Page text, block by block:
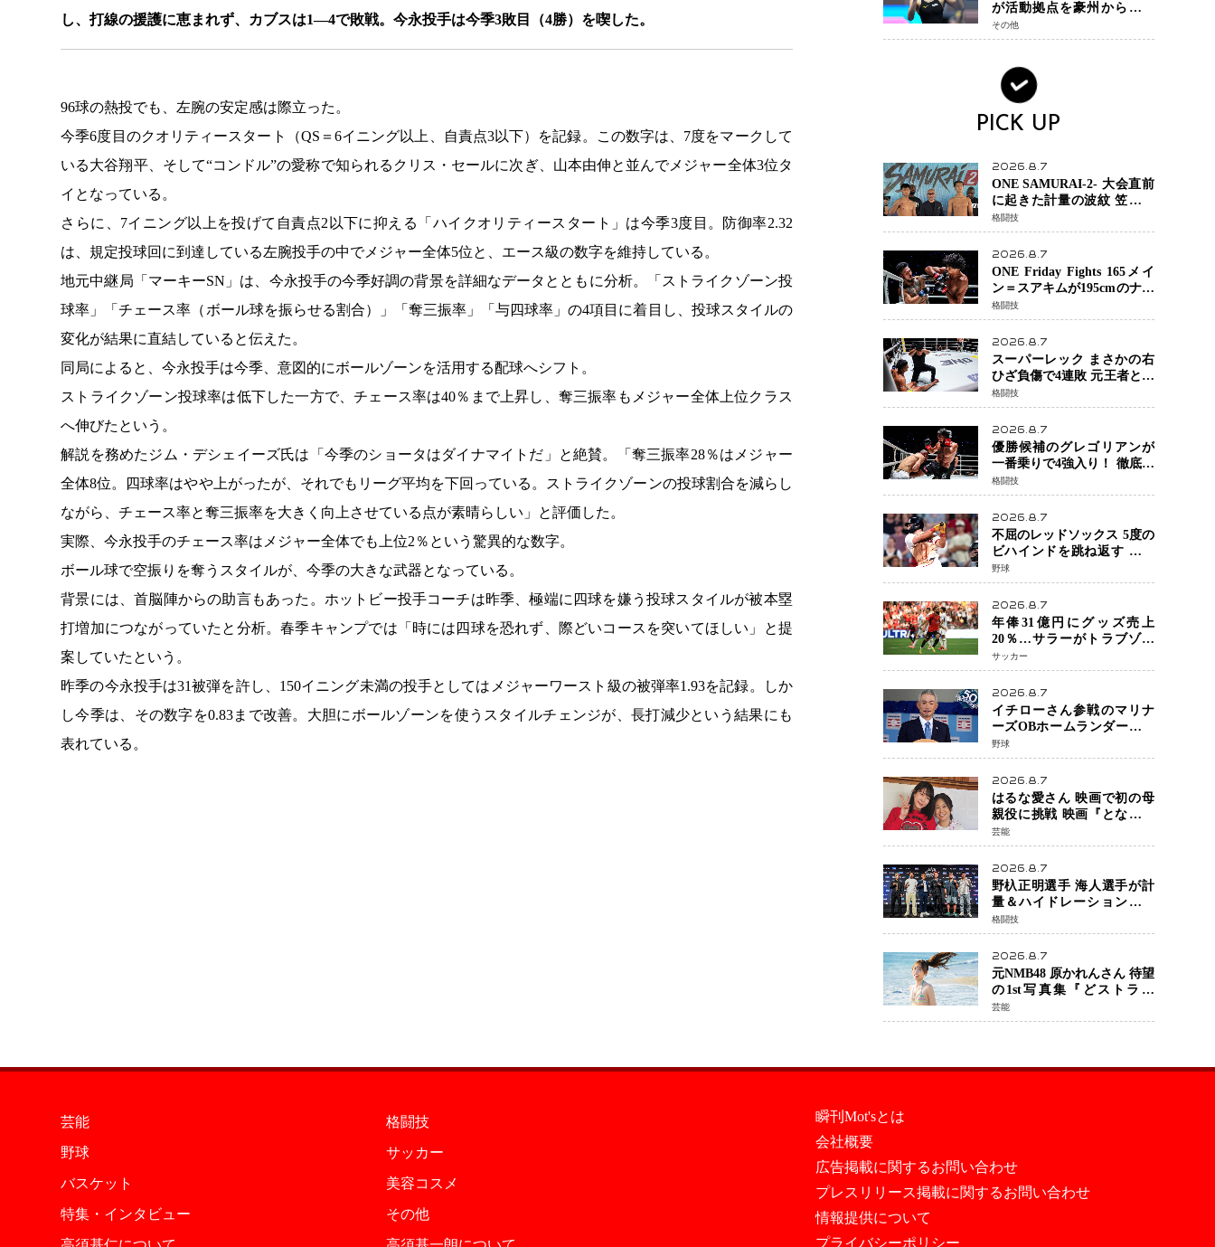
し、打線の援護に恵まれず、カブスは1―4で敗戦。今永投手は今季3敗目（4勝）を喫した。
96球の熱投でも、左腕の安定感は際立った。
今季6度目のクオリティースタート（QS＝6イニング以上、自責点3以下）を記録。この数字は、7度をマークして
いる大谷翔平、そして“コンドル”の愛称で知られるクリス・セールに次ぎ、山本由伸と並んでメジャー全体3位タ
イとなっている。
さらに、7イニング以上を投げて自責点2以下に抑える「ハイクオリティースタート」は今季3度目。防御率2.32
は、規定投球回に到達している左腕投手の中でメジャー全体5位と、エース級の数字を維持している。
地元中継局「マーキーSN」は、今永投手の今季好調の背景を詳細なデータとともに分析。「ストライクゾーン投
球率」「チェース率（ボール球を振らせる割合）」「奪三振率」「与四球率」の4項目に着目し、投球スタイルの
変化が結果に直結していると伝えた。
同局によると、今永投手は今季、意図的にボールゾーンを活用する配球へシフト。
ストライクゾーン投球率は低下した一方で、チェース率は40％まで上昇し、奪三振率もメジャー全体上位クラス
へ伸びたという。
解説を務めたジム・デシェイーズ氏は「今季のショータはダイナマイトだ」と絶賛。「奪三振率28％はメジャー
全体8位。四球率はやや上がったが、それでもリーグ平均を下回っている。ストライクゾーンの投球割合を減らし
ながら、チェース率と奪三振率を大きく向上させている点が素晴らしい」と評価した。
実際、今永投手のチェース率はメジャー全体でも上位2％という驚異的な数字。
ボール球で空振りを奪うスタイルが、今季の大きな武器となっている。
背景には、首脳陣からの助言もあった。ホットビー投手コーチは昨季、極端に四球を嫌う投球スタイルが被本塁
打増加につながっていたと分析。春季キャンプでは「時には四球を恐れず、際どいコースを突いてほしい」と提
案していたという。
昨季の今永投手は31被弾を許し、150イニング未満の投手としてはメジャーワースト級の被弾率1.93を記録。しか
し今季は、その数字を0.83まで改善。大胆にボールゾーンを使うスタイルチェンジが、長打減少という結果にも
表れている。
が活動拠点を豪州から日本
へ！ 豪州での挑戦を糧に、
28年ロサンゼルス五輪へ再
その他
PICK UP
2026.8.7
ONE SAMURAI-2- 大会直前
に起きた計量の波紋 笠原弘
希ら注目ファイターは契約
体重で決戦へ、山本歩夢と
平山諒選手戦は中止に
格闘技
2026.8.7
ONE Friday Fights 165メイ
ン＝スアキムが195cmのナビ
ル・アナンからダウン奪
取！猛反撃を耐え抜き判定
勝利、8連勝を達成
格闘技
2026.8.7
スーパーレック まさかの右
ひざ負傷で4連敗 元王者とし
て異例の苦境…「アクシデ
ント」でも消えない危険信
号
格闘技
2026.8.7
優勝候補のグレゴリアンが
一番乗りで4強入り！ 徹底し
たローキックでウスビャン
を攻略、判定勝利
格闘技
2026.8.7
不屈のレッドソックス 5度の
ビハインドを跳ね返す 延長
13回サヨナラ勝ち 吉田正尚
選手も2安打1打点で貢献 4得
点以上は驚異の28連勝
野球
2026.8.7
年俸31億円にグッズ売上
20％…サラーがトラブゾン
スポル加入 世界サッカーは
「五大リーグ一強」から新
時代へ
サッカー
2026.8.7
イチローさん参戦のマリナ
ーズOBホームランダービー
が無料生配信 北米ならで
はの“魅せる興行”に世界が
注目
野球
2026.8.7
はるな愛さん 映画で初の母
親役に挑戦 映画『となりの
とらんす少女ちゃん』11月7
日公開 未来の自分との対話
を描く注目作
芸能
2026.8.7
野杁正明選手 海人選手が計
量＆ハイドレーションテス
トをクリア「ONE
SAMURAI 2」決戦へ万全の
準備整う
格闘技
2026.8.7
元NMB48 原かれんさん 待望
の1st写真集『どストライ
ク』発売決定 バリで魅せる
25歳の新境地
芸能
芸能
格闘技
野球
サッカー
バスケット
美容コスメ
特集・インタビュー
その他
瞬刊Mot'sとは
会社概要
広告掲載に関するお問い合わせ
プレスリリース掲載に関するお問い合わせ
情報提供について
プライバシーポリシー